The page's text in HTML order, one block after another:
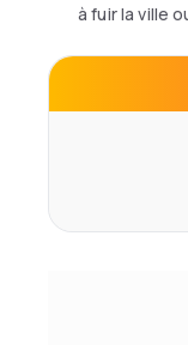
à fuir la ville
complet,
pour créer